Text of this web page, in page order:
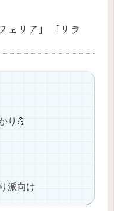
ェリア」「リラ
り💪
派向け